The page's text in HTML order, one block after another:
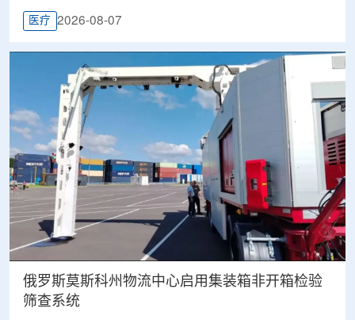
医疗 2026-08-07
俄罗斯莫斯科州物流中心启用集装箱非开箱检验
筛查系统